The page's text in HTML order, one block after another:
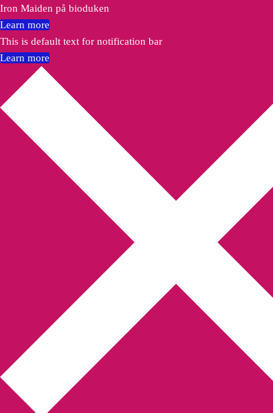
Iron Maiden på bioduken
Learn more
This is default text for notification bar
Learn more